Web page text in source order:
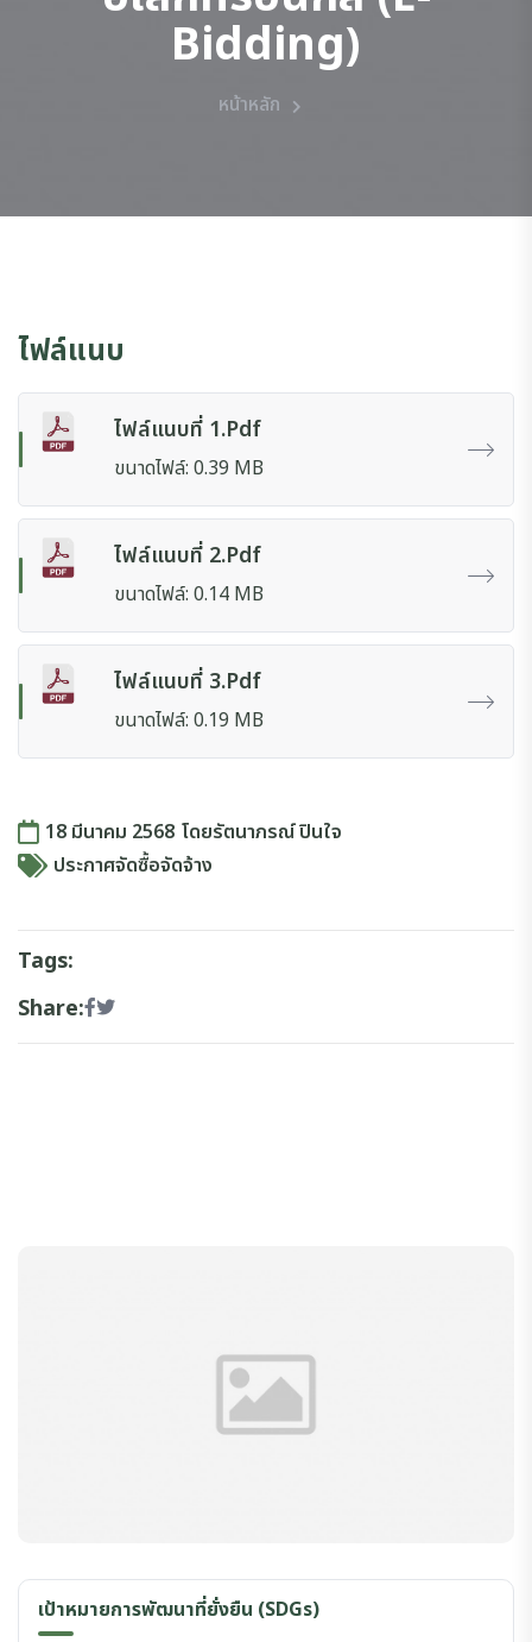
Bidding)
หน้าหลัก
ไฟล์แนบ
ไฟล์แนบที่ 1.pdf
ขนาดไฟล์: 0.39 MB
ไฟล์แนบที่ 2.pdf
ขนาดไฟล์: 0.14 MB
ไฟล์แนบที่ 3.pdf
ขนาดไฟล์: 0.19 MB
18 มีนาคม 2568 โดยรัตนาภรณ์ ปินใจ
ประกาศจัดซื้อจัดจ้าง
Tags:
Share:
เป้าหมายการพัฒนาที่ยั่งยืน (SDGs)